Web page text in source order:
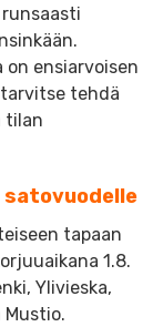
on ensiarvoisen
tehdä
tilan
tapaan
1.8.
Ylivieska,
Mustio.